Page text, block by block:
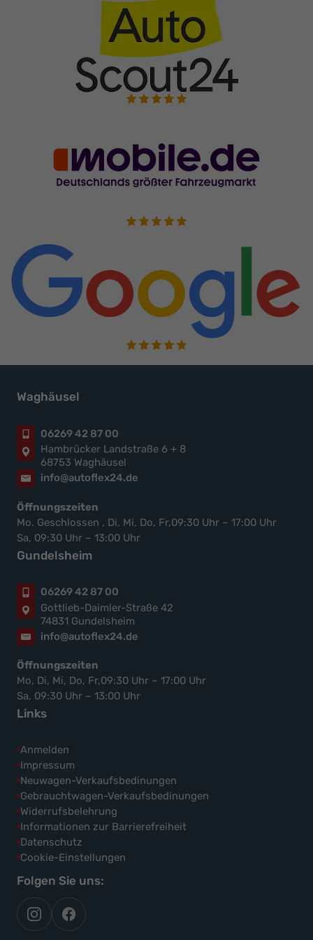
Waghäusel
06269 42 87 00
Hambrücker Landstraße 6 + 8
68753 Waghäusel
info@autoflex24.de
Öffnungszeiten
Mo. Geschlossen , Di, Mi, Do, Fr,09:30 Uhr – 17:00 Uhr
Sa, 09:30 Uhr – 13:00 Uhr
Gundelsheim
06269 42 87 00
Gottlieb-Daimler-Straße 42
74831 Gundelsheim
info@autoflex24.de
Öffnungszeiten
Mo, Di, Mi, Do, Fr,09:30 Uhr – 17:00 Uhr
Sa, 09:30 Uhr – 13:00 Uhr
Links
Anmelden
Impressum
Neuwagen-Verkaufsbedinungen
Gebrauchtwagen-Verkaufsbedinungen
Widerrufsbelehrung
Informationen zur Barrierefreiheit
Datenschutz
Cookie-Einstellungen
Folgen Sie uns:
autoflex
auf
autoflex24
auf